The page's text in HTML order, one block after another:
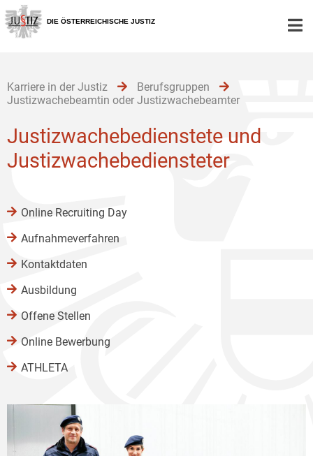
Zur
Hauptnavigation
[1]
Zum
Inhalt
[2]
Zum
Untermenü
[3]
DIE ÖSTERREICHISCHE JUSTIZ
Karriere in der Justiz
Berufsgruppen
Justizwachebeamtin oder Justizwachebeamter
Justizwachebedienstete und
Justizwachebediensteter
Online Recruiting Day
Aufnahmeverfahren
Kontaktdaten
Ausbildung
Offene Stellen
Online Bewerbung
ATHLETA